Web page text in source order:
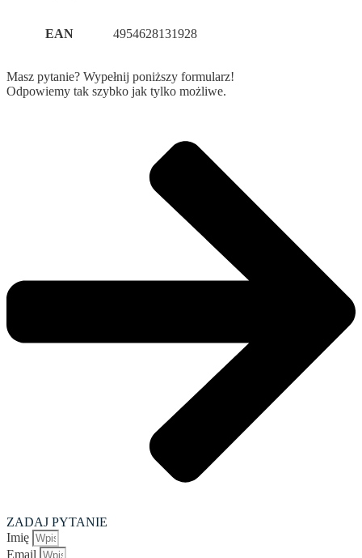
EAN 4954628131928
Masz pytanie? Wypełnij poniższy formularz!
Odpowiemy tak szybko jak tylko możliwe.
ZADAJ PYTANIE
Imię
Email